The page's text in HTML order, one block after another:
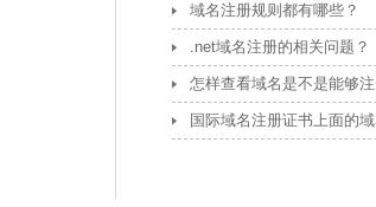
域名注册规则都有哪些？
.net域名注册的相关问题？
怎样查看域名是不是能够注
国际域名注册证书上面的